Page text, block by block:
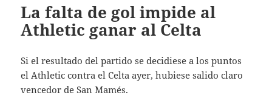
La falta de gol impide al
Athletic ganar al Celta
Si el resultado del partido se decidiese a los puntos
el Athletic contra el Celta ayer, hubiese salido claro
vencedor de San Mamés.